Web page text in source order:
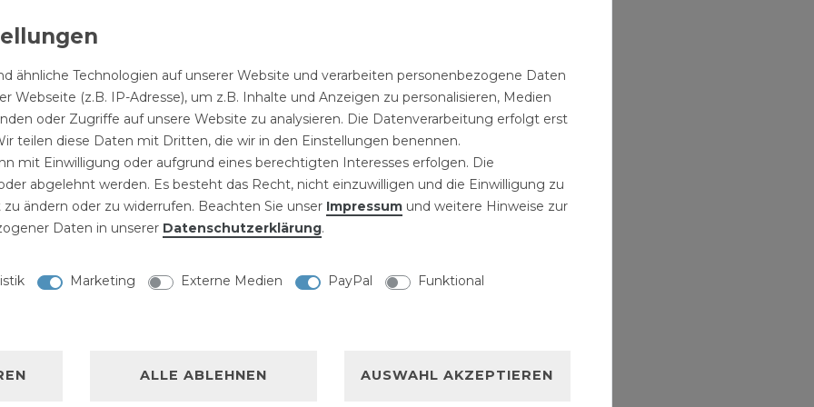
Fittinge können
Bauindustrie zur
sind sofort
Bereichen in der
Unsere
das
werden auch in der
zur
zum
eingesetzt. Im
Industrie werden für
eingesetzt.
ähnliche Technologien auf unserer Website und verarbeiten personenbezogene Daten
Webseite (z.B. IP-Adresse), um z.B. Inhalte und Anzeigen zu personalisieren, Medien
oder Zugriffe auf unsere Website zu analysieren. Die Datenverarbeitung erfolgt erst
teilen diese Daten mit Dritten, die wir in den Einstellungen benennen.
mit Einwilligung oder aufgrund eines berechtigten Interesses erfolgen. Die
abgelehnt werden. Es besteht das Recht, nicht einzuwilligen und die Einwilligung zu
ändern oder zu widerrufen. Beachten Sie unser Impressum und weitere Hinweise zur
Daten in unserer Daten­schutz­erklärung.
Marketing Externe Medien PayPal Funktional
ALLE ABLEHNEN AUSWAHL AKZEPTIEREN